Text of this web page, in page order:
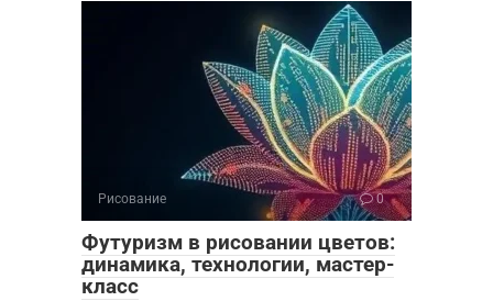
Рисование 0
Футуризм в рисовании цветов:
динамика, технологии, мастер-
класс